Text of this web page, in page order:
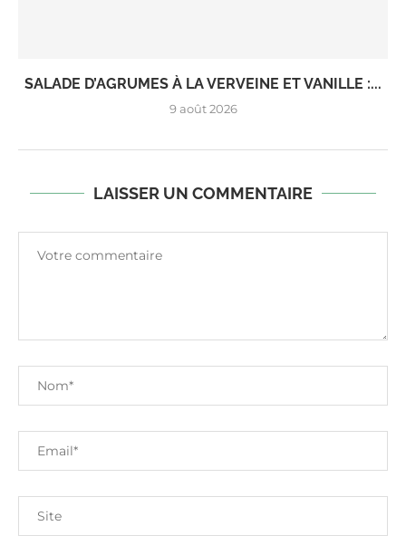
SALADE D’AGRUMES À LA VERVEINE ET VANILLE :...
9 août 2026
LAISSER UN COMMENTAIRE